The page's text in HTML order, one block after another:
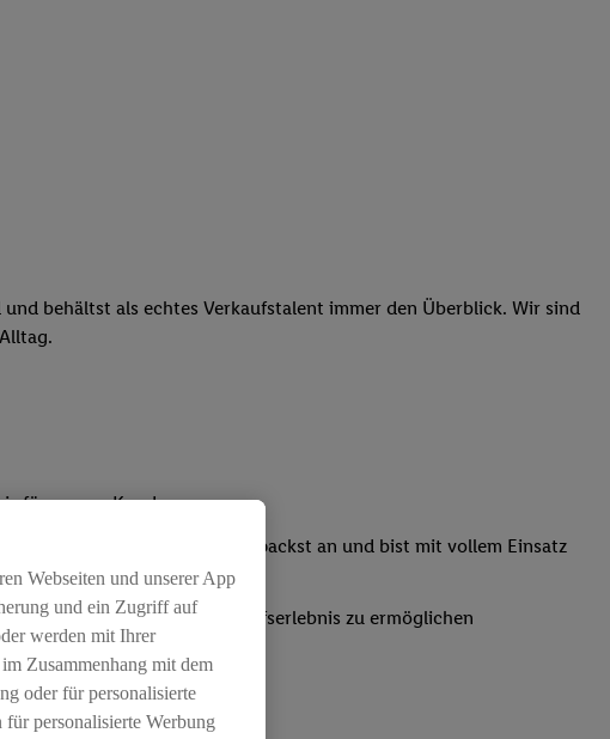
behältst als echtes Verkaufstalent immer den Überblick. Wir sind
für unsere Kunden
Kassensystemen: Du packst an und bist mit vollem Einsatz
um ein positives Einkaufserlebnis zu ermöglichen
Webseiten und unserer App
und ein Zugriff auf
werden mit Ihrer
Zusammenhang mit dem
oder für personalisierte
personalisierte Werbung